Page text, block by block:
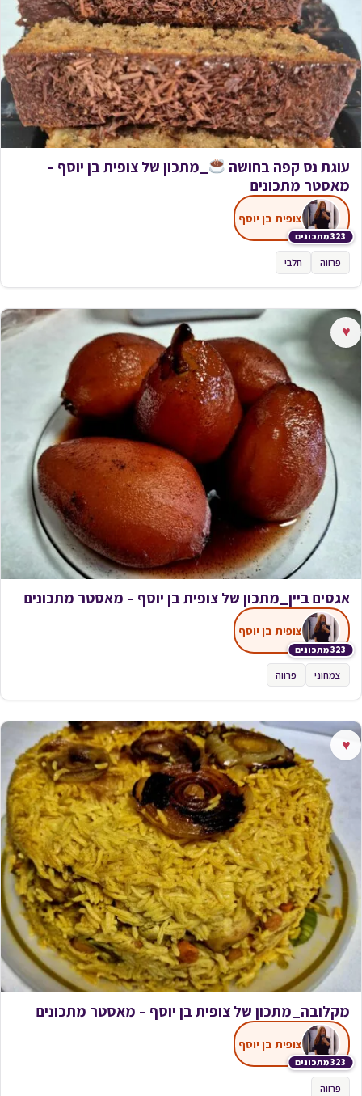
עוגת נס קפה בחושה
_מתכון של צופית בן יוסף –
מאסטר מתכונים
323 מתכונים
צופית בן יוסף
פרווה חלבי
♥
אגסים ביין_מתכון של צופית בן יוסף – מאסטר מתכונים
323 מתכונים
צופית בן יוסף
צמחוני פרווה
♥
מקלובה_מתכון של צופית בן יוסף – מאסטר מתכונים
323 מתכונים
צופית בן יוסף
פרווה